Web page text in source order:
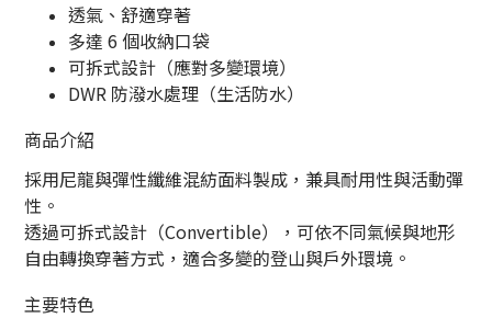
透氣、舒適穿著
多達 6 個收納口袋
可拆式設計（應對多變環境）
DWR 防潑水處理（生活防水）
商品介紹
採用尼龍與彈性纖維混紡面料製成，兼具耐用性與活動彈
性。
透過可拆式設計（Convertible），可依不同氣候與地形
自由轉換穿著方式，適合多變的登山與戶外環境。
主要特色